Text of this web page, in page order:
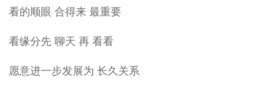
看的顺眼 合得来 最重要
看缘分先 聊天 再 看看
愿意进一步发展为 长久关系